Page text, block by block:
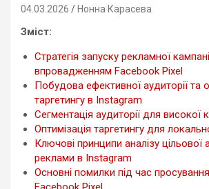
04.03.2026 Нонна Карасева
Зміст:
Стратегія запуску рекламної
впровадженням Facebook Pixel
Побудова ефективної аудиторії та
таргетингу в Instagram
Сегментація аудиторії для високої
Оптимізація таргетингу для
Ключові принципи аналізу цільової
реклами в Instagram
Основні помилки під час